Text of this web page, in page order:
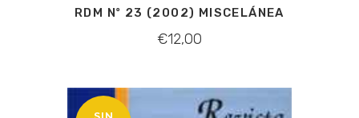
RDM Nº 23 (2002) MISCELÁNEA
€12,00